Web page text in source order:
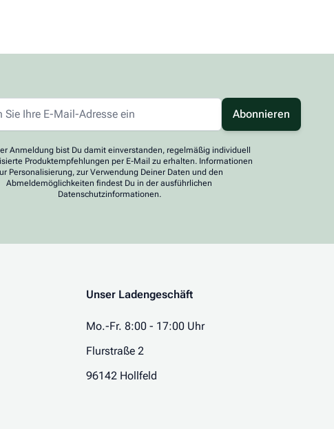
Abonnieren
Anmeldung bist Du damit einverstanden, regelmäßig individuell
Produktempfehlungen per E-Mail zu erhalten. Informationen
Personalisierung, zur Verwendung Deiner Daten und den
Abmeldemöglichkeiten findest Du in der ausführlichen
Datenschutzinformationen.
Unser Ladengeschäft
Mo.-Fr. 8:00 - 17:00 Uhr
Flurstraße 2
96142 Hollfeld